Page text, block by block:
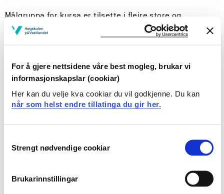
For å gjere nettsidene våre best mogleg, brukar vi
informasjonskapslar (cookiar)
Her kan du velje kva cookiar du vil godkjenne. Du kan
når som helst endre tillatinga du gir her.
Selection
Strengt nødvendige cookiar
Brukarinnstillingar
Målgruppa for kursa er tilsette i fleire store og
mellomstore bedrifter i dette området . Bedriftene skal
tilpasse seg det grøne skiftet og endringar i marknad
fleire fagområde.
Studietilbodet er samlingsbasert i Ølen i Vindafjord
kommune.
(SFO)